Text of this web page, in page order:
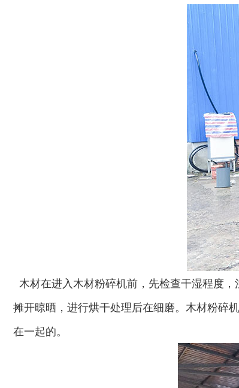
木材在进入木材粉碎机前，先检查干湿程度
摊开晾晒，进行烘干处理后在细磨。木材粉碎
在一起的。